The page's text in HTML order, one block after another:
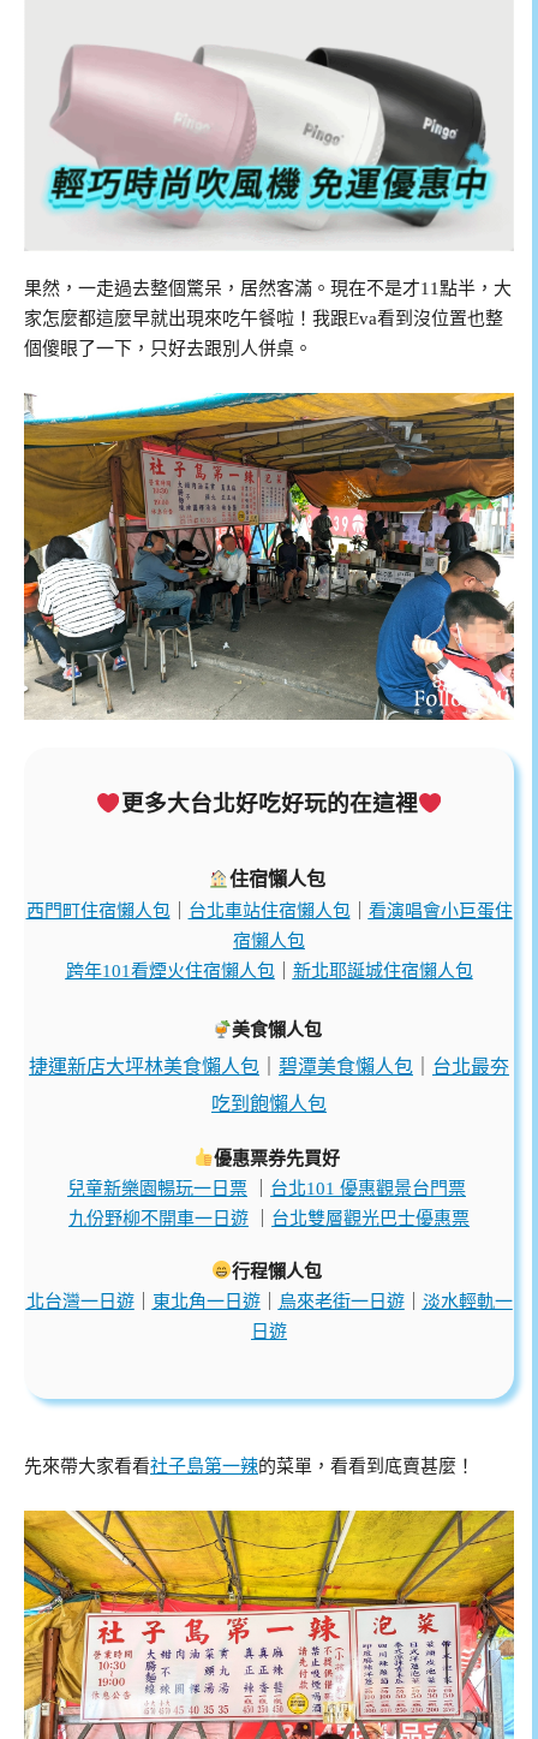
果然，一走過去整個驚呆，居然客滿。現在不是才11點半，大
家怎麼都這麼早就出現來吃午餐啦！我跟Eva看到沒位置也整
個傻眼了一下，只好去跟別人併桌。
更多大台北好吃好玩的在這裡
住宿懶人包
西門町住宿懶人包｜ 台北車站住宿懶人包｜ 看演唱會小巨蛋住
宿懶人包
跨年101看煙火住宿懶人包｜ 新北耶誕城住宿懶人包
美食懶人包
捷運新店大坪林美食懶人包 碧潭美食懶人包
台北最夯
吃到飽懶人包
優惠票券先買好
兒童新樂園暢玩一日票
台北101 優惠觀景台門票
九份野柳不開車一日遊
台北雙層觀光巴士優惠票
行程懶人包
北台灣一日遊｜ 東北角一日遊｜ 烏來老街一日遊｜ 淡水輕軌一
日遊
先來帶大家看看社子島第一辣的菜單，看看到底賣甚麼！